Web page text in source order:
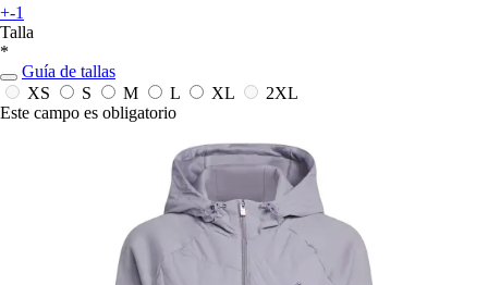
+-1
Talla
*
Guía de tallas
XS
S M L XL
2XL
Este campo es obligatorio